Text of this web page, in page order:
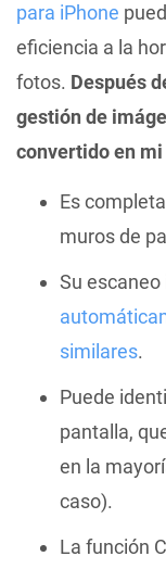
para iPhone
eficiencia a la
fotos. Después
gestión de
convertido en
Es
muros de
Su
similares.
Puede
pantalla,
en la
caso).
La función